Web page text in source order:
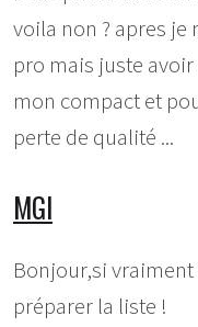
voila non ? apres je
pro mais juste
mon compact et
perte de qualité ...
MGI
Bonjour,si
préparer la liste !